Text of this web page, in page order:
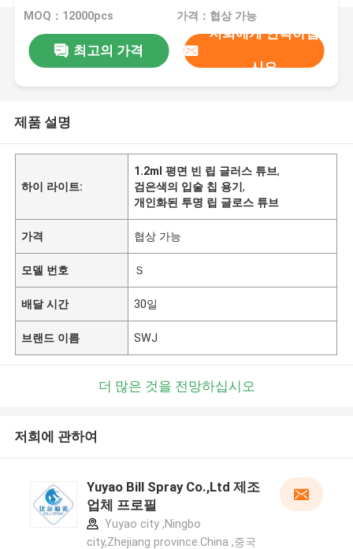
MOQ：12000pcs 가격：협상 가능
최고의 가격
저희에게 연락하십
시오
제품 설명
하이 라이트:
1.2ml 평면 빈 립 글러스 튜브,
검은색의 입술 칩 용기,
개인화된 투명 립 글로스 튜브
가격 협상 가능
모델 번호 Ｓ
배달 시간 30일
브랜드 이름 SWJ
더 많은 것을 전망하십시오
저희에 관하여
Yuyao Bill Spray Co.,Ltd 제조
업체 프로필
Yuyao city ,Ningbo
city,Zhejiang province.China ,중국